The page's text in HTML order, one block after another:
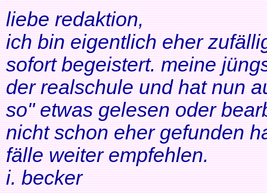
liebe redaktion,
ich bin eigentlich eher
sofort begeistert. meine
der realschule und hat nun
so" etwas gelesen oder
nicht schon eher gefunden
fälle weiter empfehlen.
i. becker